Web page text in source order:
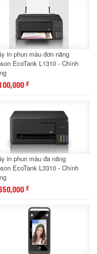
in phun màu đơn năng
EcoTank L1310 - Chính
đ
in phun màu đa năng
EcoTank L3310 - Chính
đ